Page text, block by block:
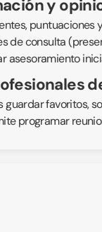
y
de consulta
asesoramiento
guardar favoritos,
programar